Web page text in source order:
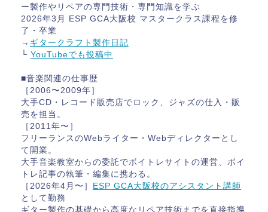
ー製作やリペアの専門技術・専門知識を学ぶ
2026年3月 ESP GCA大阪校 マスタークラス課程を修
了・卒業
→ ギタークラフト製作日記
└ YouTubeでも投稿中
■音楽関連の仕事歴
［2006〜2009年］
大手CD・レコード販売店でロック、ジャズの仕入・販
売を担当。
［2011年〜］
フリーランスのWebライター・Webディレクターとし
て開業。
大手音楽教室からの委託でボイトレサイトの運営、ボイ
トレ記事の執筆・編集に携わる。
［2026年4月〜］
ESP GCA大阪校のアシスタント講師
として勤務
ギター製作の基礎から高度なリペア技術までを直接指導